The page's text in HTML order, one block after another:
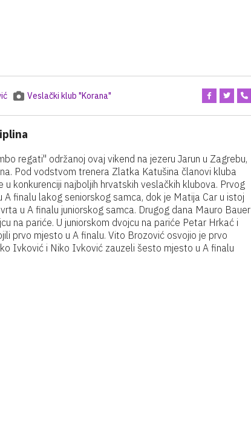
Veslački klub "Korana"
regati" održanoj ovaj vikend na jezeru Jarun u Zagrebu,
Pod vodstvom trenera Zlatka Katušina članovi kluba
konkurenciji najboljih hrvatskih veslačkih klubova. Prvog
finalu lakog seniorskog samca, dok je Matija Car u istoj
u A finalu juniorskog samca. Drugog dana Mauro Bauer
na pariće. U juniorskom dvojcu na pariće Petar Hrkać i
prvo mjesto u A finalu. Vito Brozović osvojio je prvo
Ivković i Niko Ivković zauzeli šesto mjesto u A finalu